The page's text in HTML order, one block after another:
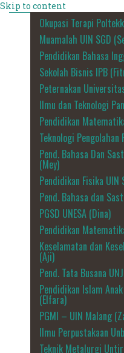
Skip to content
Okupasi Terapi
Muamalah UIN SGD
Pendidikan Bahasa
Sekolah Bisnis IPB
Peternakan
Ilmu dan Teknologi
Pendidikan
Teknologi
Pend. Bahasa Dan
(Mey)
Pendidikan Fisika UIN
Pend. Bahasa dan
PGSD UNESA (Dina)
Pendidikan
Keselamatan dan
(Aji)
Pend. Tata Busana
Pendidikan Islam
(Elfara)
PGMI – UIN Malang
Ilmu Perpustakaan
Teknik Metalurgi